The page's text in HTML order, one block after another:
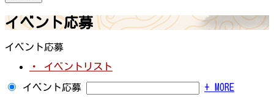
イベント応募
イベント応募
・ イベントリスト
イベント応募 + MORE